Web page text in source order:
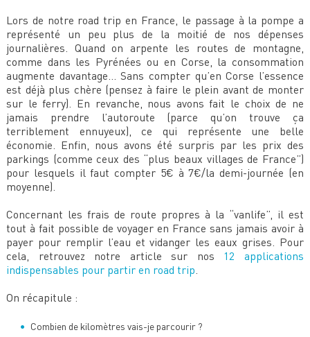
Lors de notre road trip en France, le passage à la pompe a
représenté un peu plus de la moitié de nos dépenses
journalières. Quand on arpente les routes de montagne,
comme dans les Pyrénées ou en Corse, la consommation
augmente davantage… Sans compter qu’en Corse l’essence
est déjà plus chère (pensez à faire le plein avant de monter
sur le ferry). En revanche, nous avons fait le choix de ne
jamais prendre l’autoroute (parce qu’on trouve ça
terriblement ennuyeux), ce qui représente une belle
économie. Enfin, nous avons été surpris par les prix des
parkings (comme ceux des “plus beaux villages de France”)
pour lesquels il faut compter 5€ à 7€/la demi-journée (en
moyenne).
Concernant les frais de route propres à la “vanlife”, il est
tout à fait possible de voyager en France sans jamais avoir à
payer pour remplir l’eau et vidanger les eaux grises. Pour
cela, retrouvez notre article sur nos 12 applications
indispensables pour partir en road trip
On récapitule :
Combien de kilomètres vais-je parcourir ?